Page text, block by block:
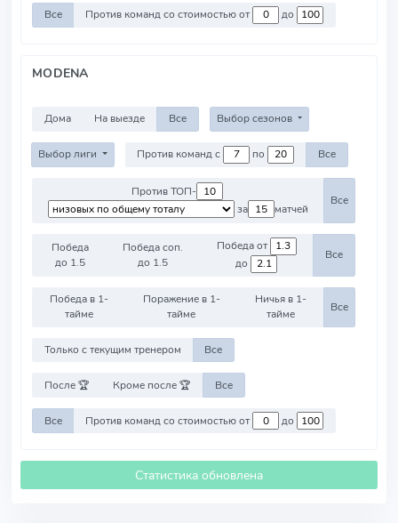
Все Против команд со стоимостью от до
MODENA
Дома На выезде Все Выбор сезонов
Выбор лиги Против команд с по Все
Против ТОП-
за
матчей
Все
Победа
до 1.5
Победа соп.
до 1.5
Победа от
до
Все
Победа в 1-
тайме
Поражение в 1-
тайме
Ничья в 1-
тайме
Все
Только с текущим тренером Все
После 🏆 Кроме после 🏆 Все
Все Против команд со стоимостью от до
Статистика обновлена